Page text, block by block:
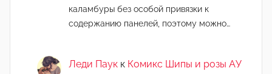
каламбуры без особой привязки к
содержанию панелей, поэтому можно…
Леди Паук к Комикс Шипы и розы АУ